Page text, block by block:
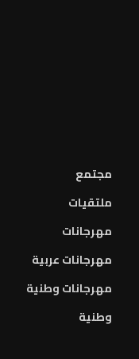
مجتمع
ملتقيات
مهرجانات
مهرجانات عربية
مهرجانات وطنية
وطنية